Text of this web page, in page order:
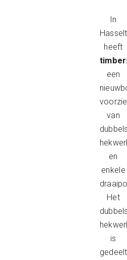
In
Hasselt
heeft
timber
een
van
en
enkele
Het
is